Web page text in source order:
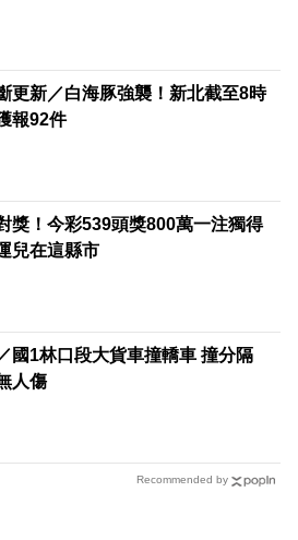
更新／白海豚強襲！新北截至8時
報92件
獎！今彩539頭獎800萬一注獨得
兒在這縣市
國1林口段大貨車撞轎車 撞分隔
人傷
Recommended by